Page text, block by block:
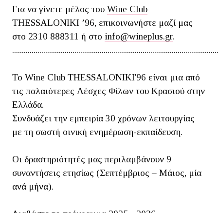
Για να γίνετε μέλος του Wine Club
THESSALONIKI ’96, επικοινωνήστε μαζί μας
στο 2310 888311 ή στο info@wineplus.gr.
Το Wine Club THESSALONIKI'96 είναι μια από
τις παλαιότερες Λέσχες Φίλων του Κρασιού στην
Ελλάδα.
Συνδυάζει την εμπειρία 30 χρόνων λειτουργίας
με τη σωστή οινική ενημέρωση-εκπαίδευση.
Οι δραστηριότητές μας περιλαμβάνουν 9
συναντήσεις ετησίως (Σεπτέμβριος – Μάιος, μία
ανά μήνα).